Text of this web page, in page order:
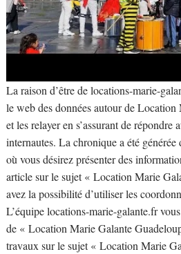
La raison d’être de locations-marie-
le web des données autour de
et les relayer en s’assurant de répondre
internautes. La chronique a été
où vous désirez présenter des
article sur le sujet « Location Marie
avez la possibilité d’utiliser les
L’équipe locations-marie-galante.fr
de « Location Marie Galante
travaux sur le sujet « Location Marie